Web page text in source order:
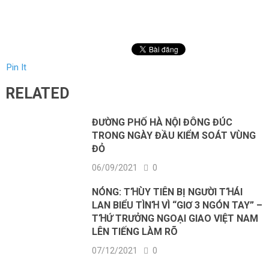
Pin It
RELATED
ĐƯỜNG PHỐ HÀ NỘI ĐÔNG ĐÚC
TRONG NGÀY ĐẦU KIỂM SOÁT VÙNG
ĐỎ
06/09/2021 0
NÓNG: TꞪÙY TIÊN BỊ NGƯỜI TꞪÁI
LAN BIỂU TÌNꞪ VÌ “GIƠ 3 NGÓN TAY” –
TꞪỨ TRƯỞNG NGOẠI GIAO VIỆT NAM
LÊN TIẾNG LÀM RÕ
07/12/2021 0